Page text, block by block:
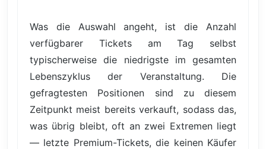
Was die Auswahl angeht, ist die Anzahl
verfügbarer Tickets am Tag selbst
typischerweise die niedrigste im gesamten
Lebenszyklus der Veranstaltung. Die
gefragtesten Positionen sind zu diesem
Zeitpunkt meist bereits verkauft, sodass das,
was übrig bleibt, oft an zwei Extremen liegt
— letzte Premium-Tickets, die keinen Käufer